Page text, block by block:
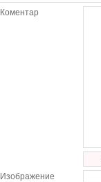
Коментар
Изображение